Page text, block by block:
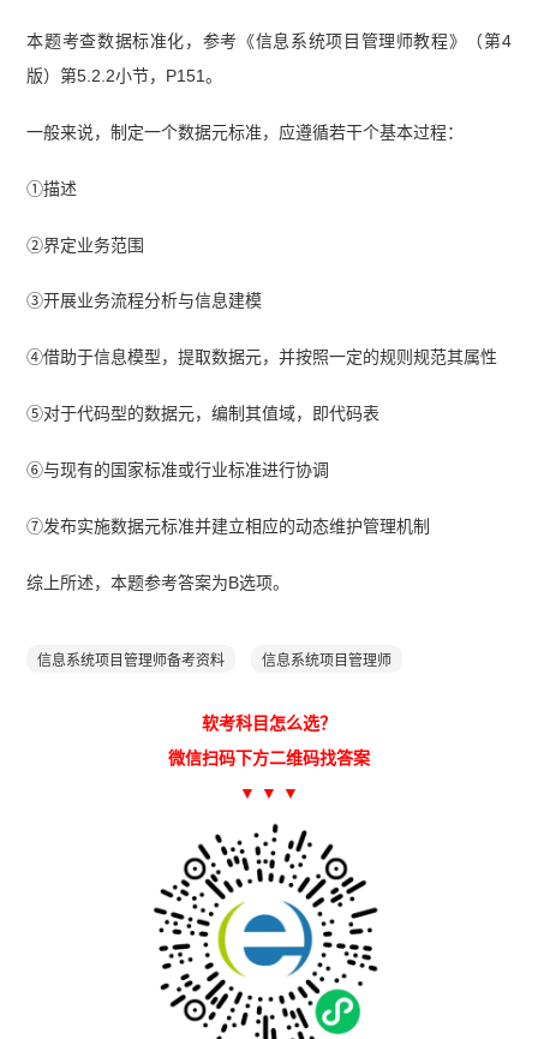
本题考查数据标准化，参考《信息系统项目管理师教程》（第4
版）第5.2.2小节，P151。
一般来说，制定一个数据元标准，应遵循若干个基本过程：
①描述
②界定业务范围
③开展业务流程分析与信息建模
④借助于信息模型，提取数据元，并按照一定的规则规范其属性
⑤对于代码型的数据元，编制其值域，即代码表
⑥与现有的国家标准或行业标准进行协调
⑦发布实施数据元标准并建立相应的动态维护管理机制
综上所述，本题参考答案为B选项。
信息系统项目管理师备考资料 信息系统项目管理师
软考科目怎么选？
微信扫码下方二维码找答案
▼ ▼ ▼